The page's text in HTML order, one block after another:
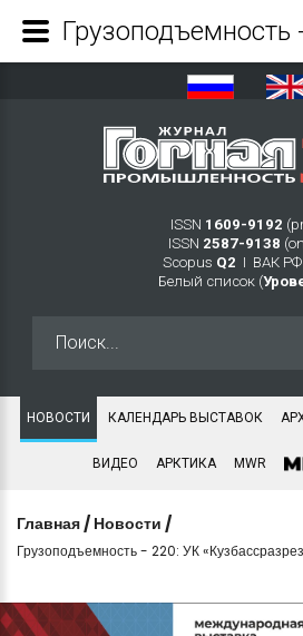
ISSN 1609-9192
ISSN 2587-9138
Scopus Q2 Ι ВАК
Белый список (
НОВОСТИ КАЛЕНДАРЬ ВЫСТАВОК
ВИДЕО АРКТИКА MWR
Главная / Новости /
Грузоподъемность - 220: УК